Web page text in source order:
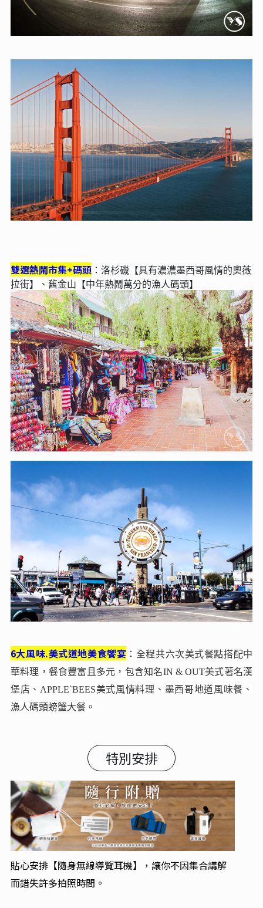
雙選熱鬧市集+碼頭：洛杉磯【具有濃濃墨西哥風情的奧薇
拉街】、舊金山【中年熱鬧萬分的漁人碼頭】
6大風味.美式道地美食饗宴 ：全程共六次美式餐點搭配中
華料理，餐食豐富且多元，包含知名IN & OUT美式著名漢
堡店、APPLE`BEES美式風情料理、墨西哥地道風味餐、
漁人碼頭螃蟹大餐。
特別安排
貼心安排【隨身無線導覽耳機】，讓你不因集合講解
而錯失許多拍照時間。